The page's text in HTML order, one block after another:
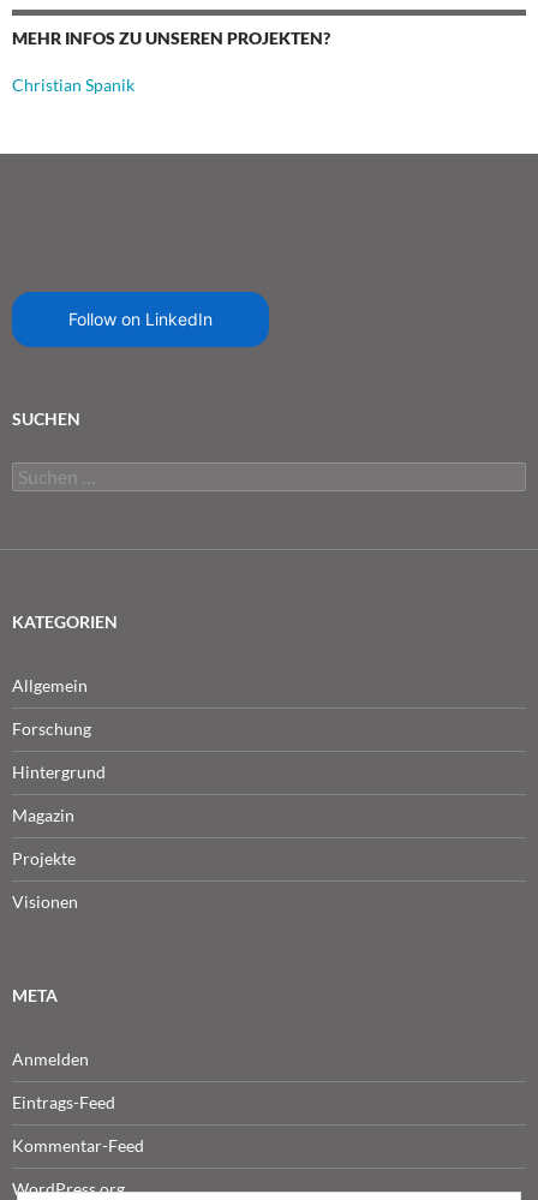
MEHR INFOS ZU UNSEREN PROJEKTEN?
Christian Spanik
Follow on LinkedIn
SUCHEN
Suchen
nach:
KATEGORIEN
Allgemein
Forschung
Hintergrund
Magazin
Projekte
Visionen
META
Anmelden
Eintrags-Feed
Kommentar-Feed
WordPress.org